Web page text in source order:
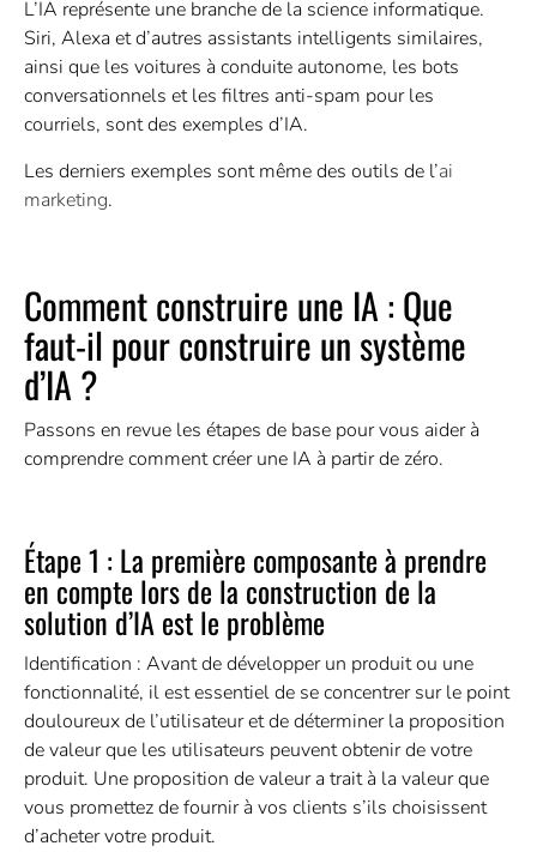
L’IA représente une branche de la science informatique.
Siri, Alexa et d’autres assistants intelligents similaires,
ainsi que les voitures à conduite autonome, les bots
conversationnels et les filtres anti-spam pour les
courriels, sont des exemples d’IA.
Les derniers exemples sont même des outils de l’ai
marketing.
Comment construire une IA : Que
faut-il pour construire un système
d’IA ?
Passons en revue les étapes de base pour vous aider à
comprendre comment créer une IA à partir de zéro.
Étape 1 : La première composante à prendre
en compte lors de la construction de la
solution d’IA est le problème
Identification : Avant de développer un produit ou une
fonctionnalité, il est essentiel de se concentrer sur le point
douloureux de l’utilisateur et de déterminer la proposition
de valeur que les utilisateurs peuvent obtenir de votre
produit. Une proposition de valeur a trait à la valeur que
vous promettez de fournir à vos clients s’ils choisissent
d’acheter votre produit.